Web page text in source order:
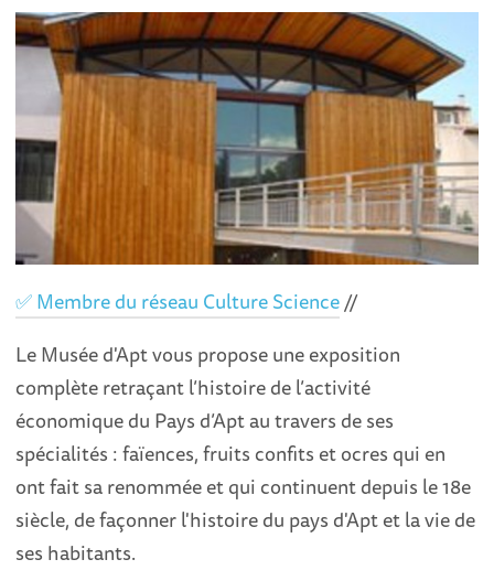
✅ Membre du réseau Culture Science//
Le Musée d'Apt vous propose une exposition
complète retraçant l’histoire de l’activité
économique du Pays d’Apt au travers de ses
spécialités : faïences, fruits confits et ocres qui en
ont fait sa renommée et qui continuent depuis le 18e
siècle, de façonner l'histoire du pays d'Apt et la vie de
ses habitants.